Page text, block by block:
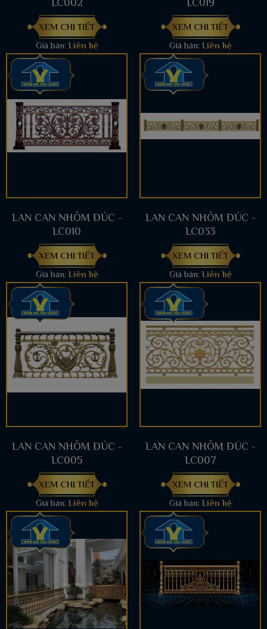
LC002
XEM CHI TIẾT
Giá bán: Liên hệ
LC019
XEM CHI TIẾT
Giá bán: Liên hệ
LAN CAN NHÔM ĐÚC -
LC010
XEM CHI TIẾT
Giá bán: Liên hệ
LAN CAN NHÔM ĐÚC -
LC033
XEM CHI TIẾT
Giá bán: Liên hệ
LAN CAN NHÔM ĐÚC -
LC005
XEM CHI TIẾT
Giá bán: Liên hệ
LAN CAN NHÔM ĐÚC -
LC007
XEM CHI TIẾT
Giá bán: Liên hệ